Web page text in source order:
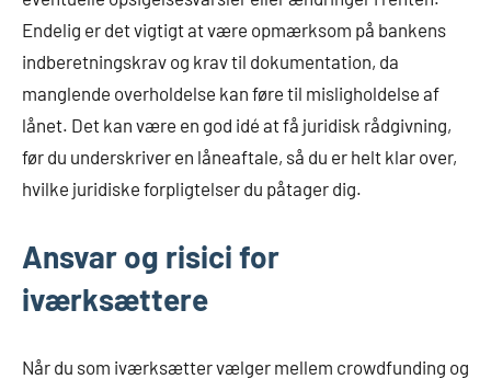
Endelig er det vigtigt at være opmærksom på bankens
indberetningskrav og krav til dokumentation, da
manglende overholdelse kan føre til misligholdelse af
lånet. Det kan være en god idé at få juridisk rådgivning,
før du underskriver en låneaftale, så du er helt klar over,
hvilke juridiske forpligtelser du påtager dig.
Ansvar og risici for
iværksættere
Når du som iværksætter vælger mellem crowdfunding og